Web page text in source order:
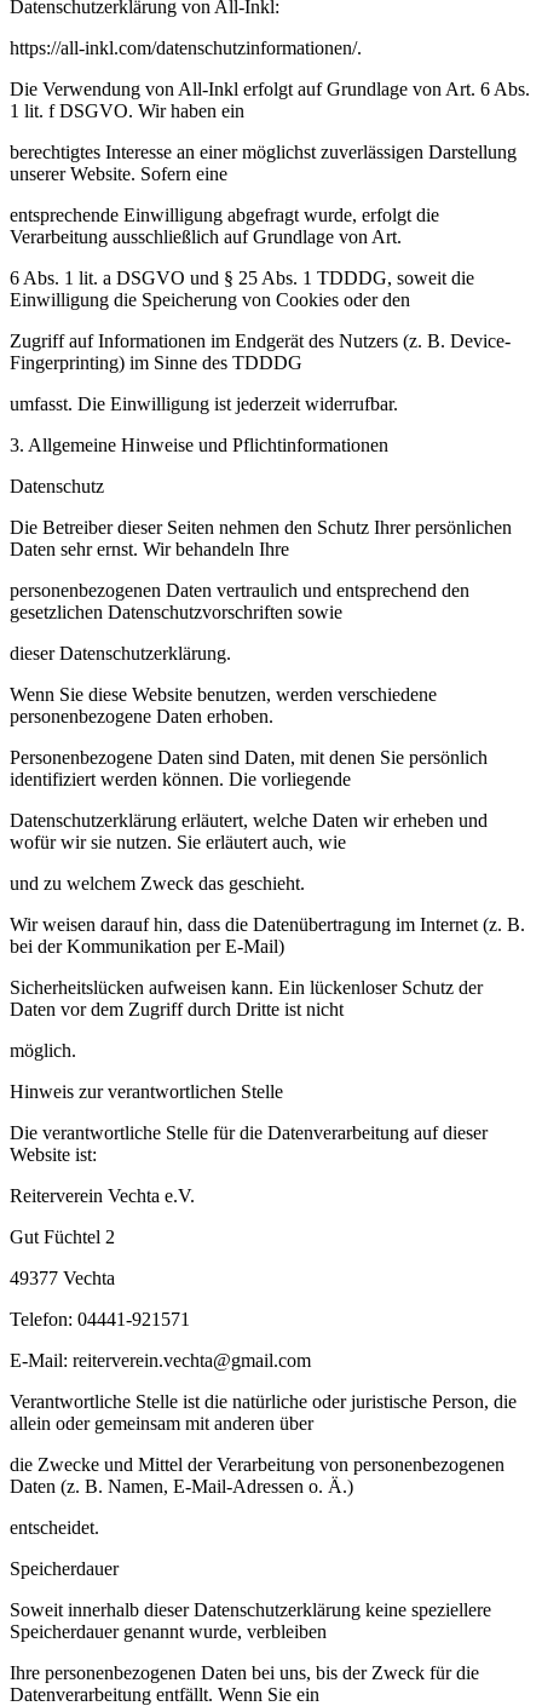
Datenschutzerklärung von All-Inkl:
https://all-inkl.com/datenschutzinformationen/.
Die Verwendung von All-Inkl erfolgt auf Grundlage von Art. 6 Abs.
1 lit. f DSGVO. Wir haben ein
berechtigtes Interesse an einer möglichst zuverlässigen Darstellung
unserer Website. Sofern eine
entsprechende Einwilligung abgefragt wurde, erfolgt die
Verarbeitung ausschließlich auf Grundlage von Art.
6 Abs. 1 lit. a DSGVO und § 25 Abs. 1 TDDDG, soweit die
Einwilligung die Speicherung von Cookies oder den
Zugriff auf Informationen im Endgerät des Nutzers (z. B. Device-
Fingerprinting) im Sinne des TDDDG
umfasst. Die Einwilligung ist jederzeit widerrufbar.
3. Allgemeine Hinweise und Pflichtinformationen
Datenschutz
Die Betreiber dieser Seiten nehmen den Schutz Ihrer persönlichen
Daten sehr ernst. Wir behandeln Ihre
personenbezogenen Daten vertraulich und entsprechend den
gesetzlichen Datenschutzvorschriften sowie
dieser Datenschutzerklärung.
Wenn Sie diese Website benutzen, werden verschiedene
personenbezogene Daten erhoben.
Personenbezogene Daten sind Daten, mit denen Sie persönlich
identifiziert werden können. Die vorliegende
Datenschutzerklärung erläutert, welche Daten wir erheben und
wofür wir sie nutzen. Sie erläutert auch, wie
und zu welchem Zweck das geschieht.
Wir weisen darauf hin, dass die Datenübertragung im Internet (z. B.
bei der Kommunikation per E-Mail)
Sicherheitslücken aufweisen kann. Ein lückenloser Schutz der
Daten vor dem Zugriff durch Dritte ist nicht
möglich.
Hinweis zur verantwortlichen Stelle
Die verantwortliche Stelle für die Datenverarbeitung auf dieser
Website ist:
Reiterverein Vechta e.V.
Gut Füchtel 2
49377 Vechta
Telefon: 04441-921571
E-Mail: reiterverein.vechta@gmail.com
Verantwortliche Stelle ist die natürliche oder juristische Person, die
allein oder gemeinsam mit anderen über
die Zwecke und Mittel der Verarbeitung von personenbezogenen
Daten (z. B. Namen, E-Mail-Adressen o. Ä.)
entscheidet.
Speicherdauer
Soweit innerhalb dieser Datenschutzerklärung keine speziellere
Speicherdauer genannt wurde, verbleiben
Ihre personenbezogenen Daten bei uns, bis der Zweck für die
Datenverarbeitung entfällt. Wenn Sie ein